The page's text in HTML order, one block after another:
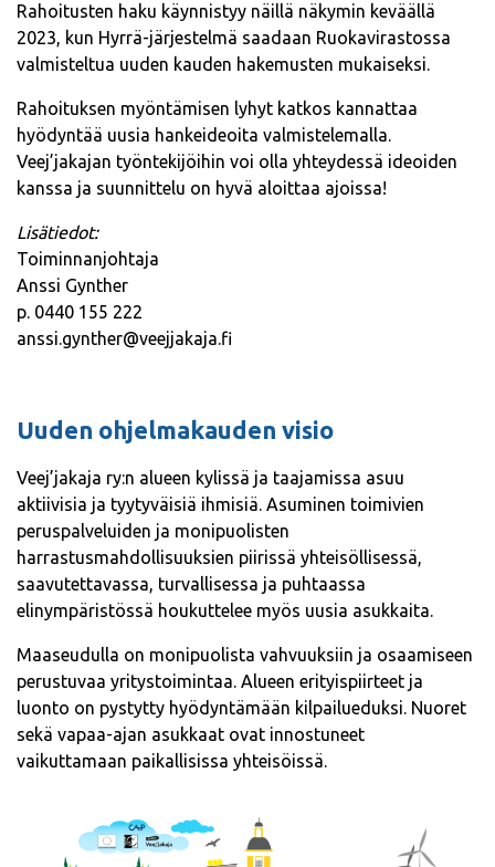
Rahoitusten haku käynnistyy näillä näkymin keväällä
2023, kun Hyrrä-järjestelmä saadaan Ruokavirastossa
valmisteltua uuden kauden hakemusten mukaiseksi.
Rahoituksen myöntämisen lyhyt katkos kannattaa
hyödyntää uusia hankeideoita valmistelemalla.
Veej’jakajan työntekijöihin voi olla yhteydessä ideoiden
kanssa ja suunnittelu on hyvä aloittaa ajoissa!
Lisätiedot:
Toiminnanjohtaja
Anssi Gynther
p. 0440 155 222
anssi.gynther@veejjakaja.fi
Uuden ohjelmakauden visio
Veej’jakaja ry:n alueen kylissä ja taajamissa asuu
aktiivisia ja tyytyväisiä ihmisiä. Asuminen toimivien
peruspalveluiden ja monipuolisten
harrastusmahdollisuuksien piirissä yhteisöllisessä,
saavutettavassa, turvallisessa ja puhtaassa
elinympäristössä houkuttelee myös uusia asukkaita.
Maaseudulla on monipuolista vahvuuksiin ja osaamiseen
perustuvaa yritystoimintaa. Alueen erityispiirteet ja
luonto on pystytty hyödyntämään kilpailueduksi. Nuoret
sekä vapaa-ajan asukkaat ovat innostuneet
vaikuttamaan paikallisissa yhteisöissä.